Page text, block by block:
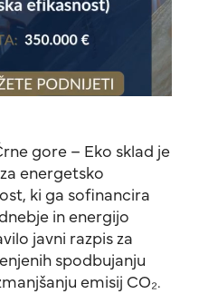
gore – Eko sklad je
energetsko
ki ga sofinancira
in energijo
javni razpis za
spodbujanju
emisij CO₂.